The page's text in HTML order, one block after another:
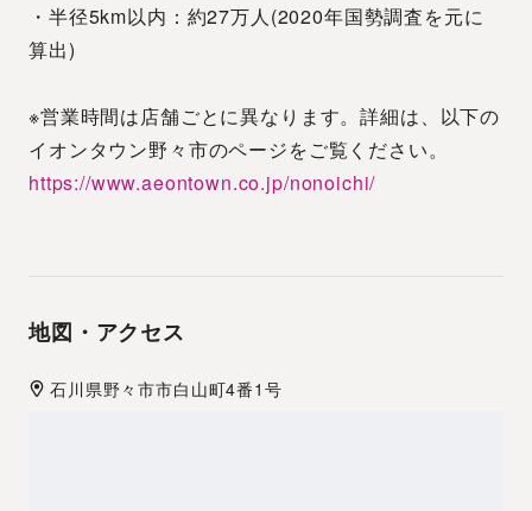
・半径5km以内：約27万人(2020年国勢調査を元に
算出)
※営業時間は店舗ごとに異なります。詳細は、以下の
イオンタウン野々市のページをご覧ください。
https://www.aeontown.co.jp/nonoichi/
地図・アクセス
石川県野々市市白山町4番1号